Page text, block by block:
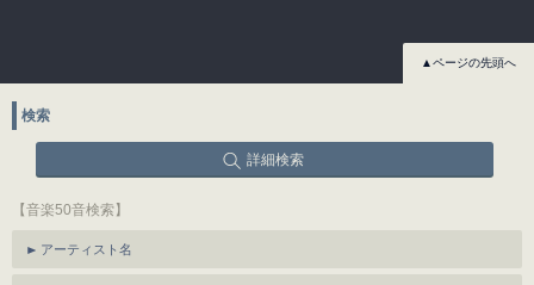
▲ページの先頭へ
検索
詳細検索
【音楽50音検索】
アーティスト名